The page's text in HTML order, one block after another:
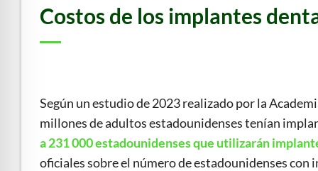
Costos de los implantes
Según un estudio de 2023 realizado por la
millones de adultos estadounidenses tenían
a 231 000 estadounidenses que utilizarán
oficiales sobre el número de estadounidenses